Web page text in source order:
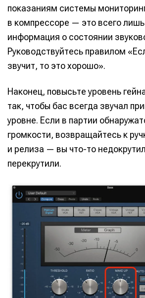
показаниям системы
в компрессоре — это всего
информация о состоянии
Руководствуйтесь правилом
звучит, то это хорошо».
Наконец, повысьте уровень
так, чтобы бас всегда звучал
уровне. Если в партии
громкости, возвращайтесь к
и релиза — вы что-то
перекрутили.